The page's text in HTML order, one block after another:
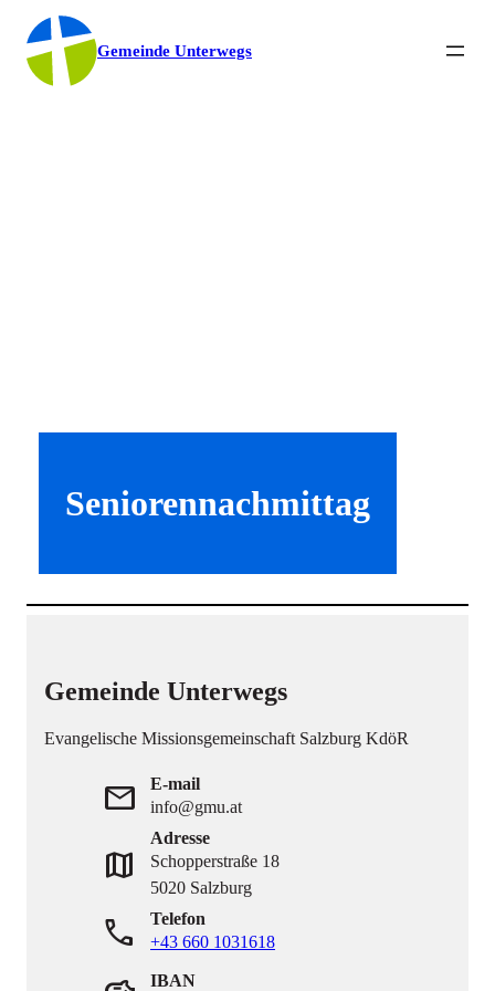
Gemeinde Unterwegs
Seniorennachmittag
Gemeinde Unterwegs
Evangelische Missionsgemeinschaft Salzburg KdöR
mail
E-mail
info@gmu.at
map
Adresse
Schopperstraße 18
5020 Salzburg
phone
Telefon
+43 660 1031618
IBAN